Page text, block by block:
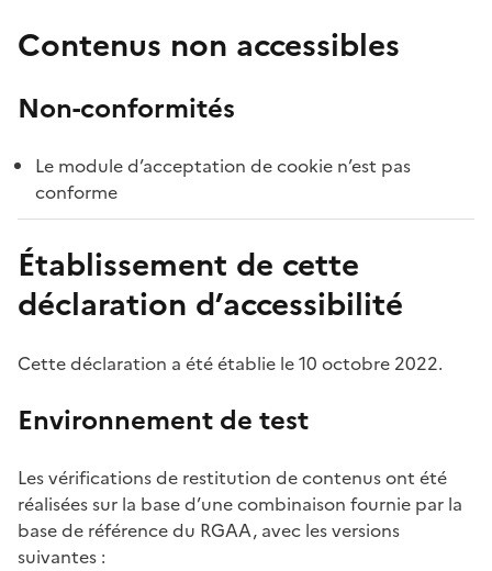
Contenus non accessibles
Non-conformités
Le module d’acceptation de cookie n’est pas
conforme
Établissement de cette
déclaration d’accessibilité
Cette déclaration a été établie le 10 octobre 2022.
Environnement de test
Les vérifications de restitution de contenus ont été
réalisées sur la base d’une combinaison fournie par la
base de référence du RGAA, avec les versions
suivantes :